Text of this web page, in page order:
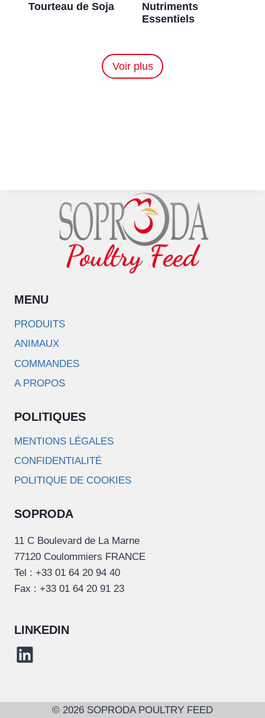
Tourteau de Soja
Nutriments
Essentiels
Voir plus
MENU
PRODUITS
ANIMAUX
COMMANDES
A PROPOS
POLITIQUES
MENTIONS LÉGALES
CONFIDENTIALITÉ
POLITIQUE DE COOKIES
SOPRODA
11 C Boulevard de La Marne
77120 Coulommiers FRANCE
Tel : +33 01 64 20 94 40
Fax : +33 01 64 20 91 23
LINKEDIN
LinkedIn
© 2026 SOPRODA POULTRY FEED